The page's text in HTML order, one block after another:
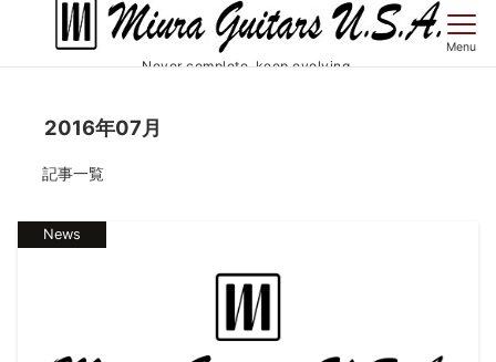
Never complete, keep evolving.
Menu
2016年07月
記事一覧
News